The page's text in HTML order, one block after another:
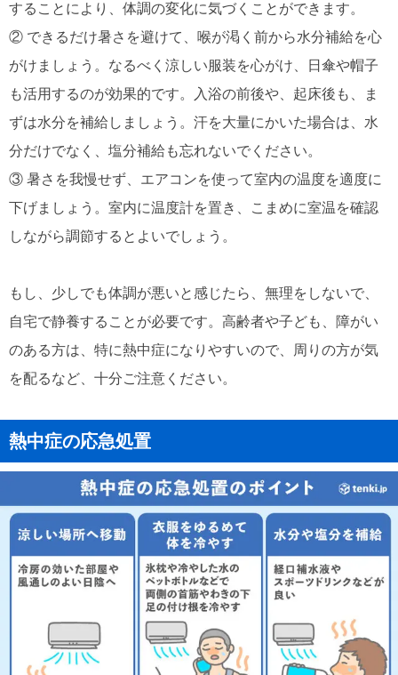
することにより、体調の変化に気づくことができます。
② できるだけ暑さを避けて、喉が渇く前から水分補給を心
がけましょう。なるべく涼しい服装を心がけ、日傘や帽子
も活用するのが効果的です。入浴の前後や、起床後も、ま
ずは水分を補給しましょう。汗を大量にかいた場合は、水
分だけでなく、塩分補給も忘れないでください。
③ 暑さを我慢せず、エアコンを使って室内の温度を適度に
下げましょう。室内に温度計を置き、こまめに室温を確認
しながら調節するとよいでしょう。
もし、少しでも体調が悪いと感じたら、無理をしないで、
自宅で静養することが必要です。高齢者や子ども、障がい
のある方は、特に熱中症になりやすいので、周りの方が気
を配るなど、十分ご注意ください。
熱中症の応急処置